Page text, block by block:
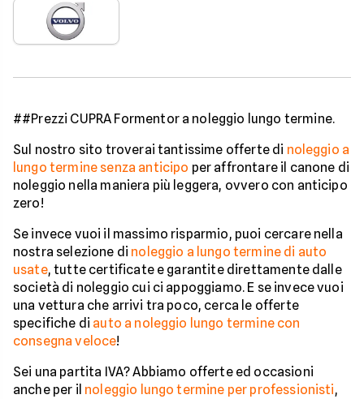
##Prezzi CUPRA Formentor a noleggio lungo termine.
Sul nostro sito troverai tantissime offerte di noleggio a
lungo termine senza anticipo per affrontare il canone di
noleggio nella maniera più leggera, ovvero con anticipo
zero!
Se invece vuoi il massimo risparmio, puoi cercare nella
nostra selezione di noleggio a lungo termine di auto
usate, tutte certificate e garantite direttamente dalle
società di noleggio cui ci appoggiamo. E se invece vuoi
una vettura che arrivi tra poco, cerca le offerte
specifiche di auto a noleggio lungo termine con
consegna veloce!
Sei una partita IVA? Abbiamo offerte ed occasioni
anche per il noleggio lungo termine per professionisti,